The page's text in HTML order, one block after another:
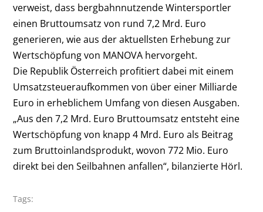
verweist, dass bergbahnnutzende Wintersportler
einen Bruttoumsatz von rund 7,2 Mrd. Euro
generieren, wie aus der aktuellsten Erhebung zur
Wertschöpfung von MANOVA hervorgeht.
Die Republik Österreich profitiert dabei mit einem
Umsatzsteueraufkommen von über einer Milliarde
Euro in erheblichem Umfang von diesen Ausgaben.
„Aus den 7,2 Mrd. Euro Bruttoumsatz entsteht eine
Wertschöpfung von knapp 4 Mrd. Euro als Beitrag
zum Bruttoinlandsprodukt, wovon 772 Mio. Euro
direkt bei den Seilbahnen anfallen“, bilanzierte Hörl.
Tags: